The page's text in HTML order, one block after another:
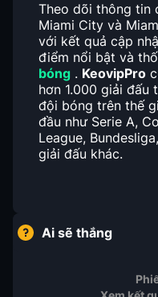
Theo dõi thông tin
Miami City và
với kết quả cập
điểm nổi bật và
bóng . KeovipPro
hơn 1.000 giải đấu
đội bóng trên thế
đầu như Serie A,
League,
giải đấu khác.
Ai sẽ thắng